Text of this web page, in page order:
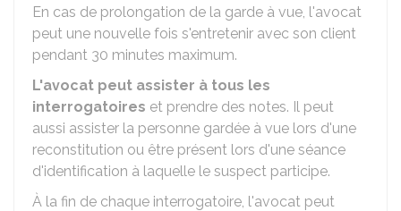
En cas de prolongation de la garde à vue, l'avocat
peut une nouvelle fois s'entretenir avec son client
pendant 30 minutes maximum.
L'avocat peut assister à tous les
interrogatoires et prendre des notes. Il peut
aussi assister la personne gardée à vue lors d'une
reconstitution ou être présent lors d'une séance
d'identification à laquelle le suspect participe.
À la fin de chaque interrogatoire, l'avocat peut